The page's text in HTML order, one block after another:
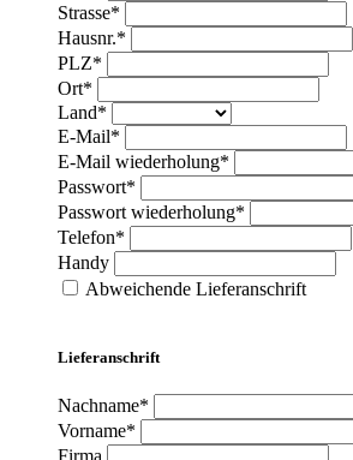
Strasse*
Hausnr.*
PLZ*
Ort*
Land*
E-Mail*
E-Mail wiederholung*
Passwort*
Passwort wiederholung*
Telefon*
Handy
Abweichende Lieferanschrift
Lieferanschrift
Nachname*
Vorname*